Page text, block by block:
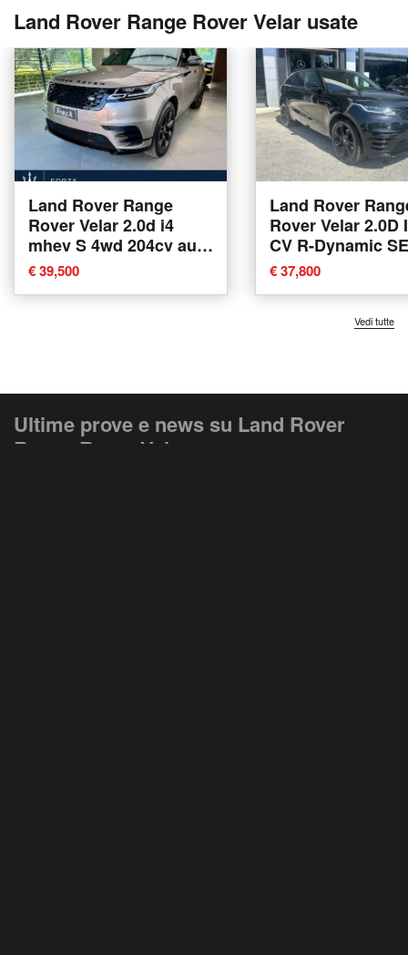
Land Rover Range Rover Velar usate
Land Rover Range
Rover Velar 2.0d i4
mhev S 4wd 204cv auto
del 2023 usata a
Venaria Reale
€ 39,500
Land Rover
Rover Velar 2.0D
CV R-Dynamic
2021 usata a
€ 37,800
Vedi tutte
Ultime prove e news su Land Rover
Range Rover Velar